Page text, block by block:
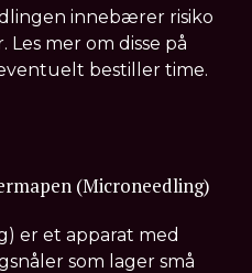
innebærer risiko
mer om disse på
bestiller time.
(Microneedling)
er et apparat med
som lager små